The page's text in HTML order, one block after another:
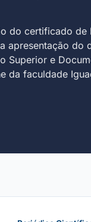
do certificado de
apresentação do
Superior e
da faculdade